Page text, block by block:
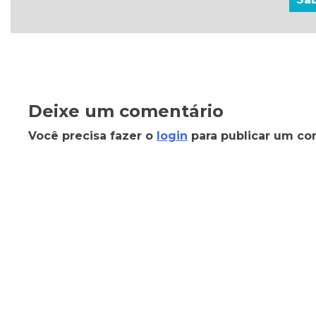
Deixe um comentário
Você precisa fazer o login para publicar um